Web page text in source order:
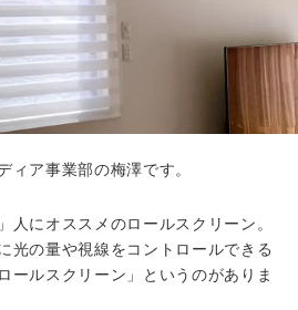
ィア事業部の梅澤です。
人にオススメのロールスクリーン。
光の量や視線をコントロールできる
ールスクリーン」というのがありま